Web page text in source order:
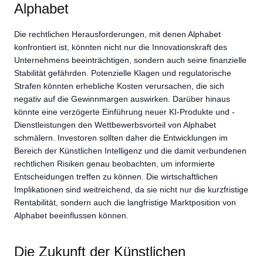
Alphabet
Die rechtlichen Herausforderungen, mit denen Alphabet
konfrontiert ist, könnten nicht nur die Innovationskraft des
Unternehmens beeinträchtigen, sondern auch seine finanzielle
Stabilität gefährden. Potenzielle Klagen und regulatorische
Strafen könnten erhebliche Kosten verursachen, die sich
negativ auf die Gewinnmargen auswirken. Darüber hinaus
könnte eine verzögerte Einführung neuer KI-Produkte und -
Dienstleistungen den Wettbewerbsvorteil von Alphabet
schmälern. Investoren sollten daher die Entwicklungen im
Bereich der Künstlichen Intelligenz und die damit verbundenen
rechtlichen Risiken genau beobachten, um informierte
Entscheidungen treffen zu können. Die wirtschaftlichen
Implikationen sind weitreichend, da sie nicht nur die kurzfristige
Rentabilität, sondern auch die langfristige Marktposition von
Alphabet beeinflussen können.
Die Zukunft der Künstlichen